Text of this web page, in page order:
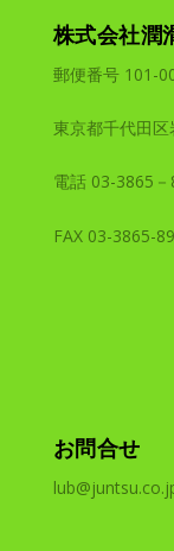
株式会社潤
郵便番号 101-
東京都千代田区
電話 03-3865－
FAX 03-3865-
お問合せ